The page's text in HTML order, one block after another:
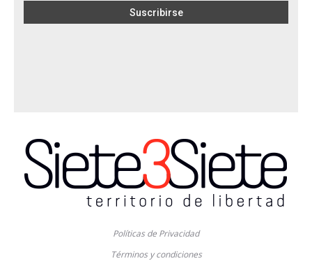
Políticas de Privacidad
Términos y condiciones